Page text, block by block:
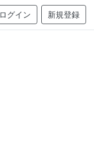
ログイン 新規登録